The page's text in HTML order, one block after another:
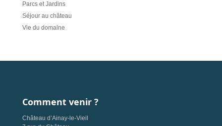
Parcs et Jardins
Séjour au château
Vie du domaine
Comment venir ?
Château d’Ainay-le-Vieil